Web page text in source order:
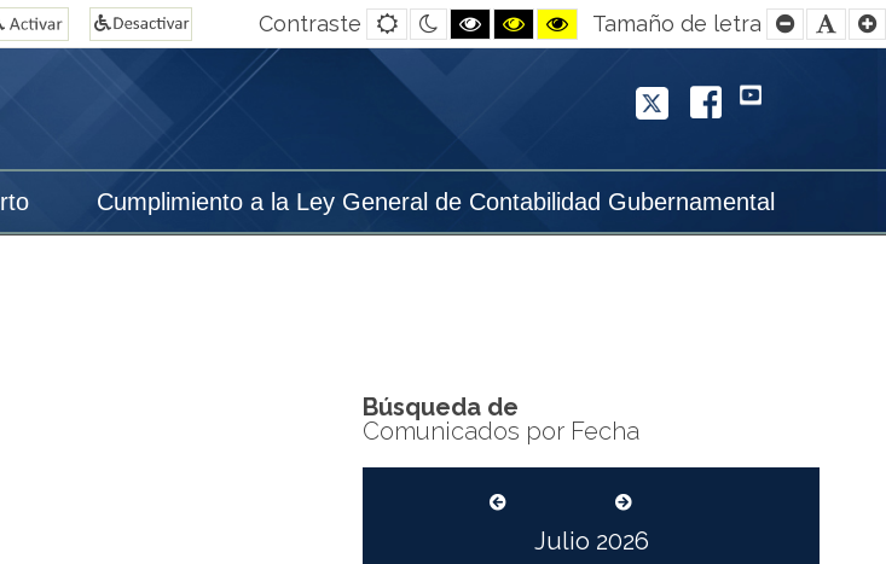
Contraste
Default
contrast
Night
contrast
Black
and
Black
and
Yellow
and
contrast
Tamaño de letra
Smaller
FontFont
Cumplimiento a la Ley General de Contabilidad Gubernamental
Twitter
Facebook
YouTube
Búsqueda de
Comunicados por Fecha
Julio 2026